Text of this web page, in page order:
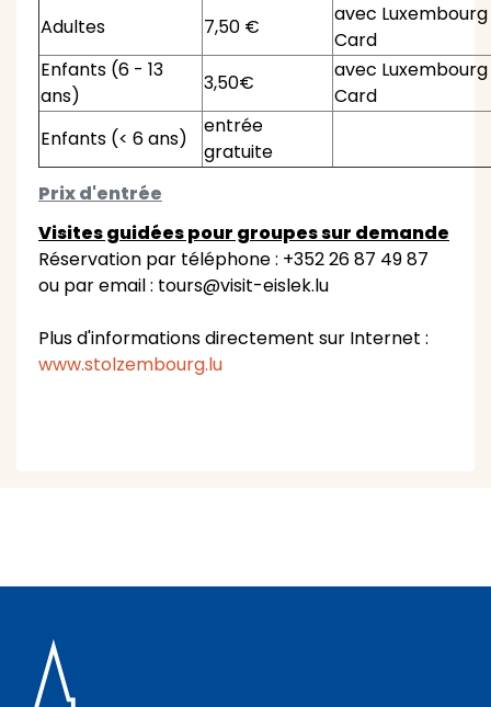
Prix d'entrée
Adultes 7,50 €
avec Luxembourg
Card
Enfants (6 - 13
ans)
3,50€
avec Luxembourg
Card
Enfants (< 6 ans)
entrée
gratuite
Visites guidées pour groupes sur demande
Réservation par téléphone : +352 26 87 49 87
ou par email : tours@visit-eislek.lu
Plus d'informations directement sur Internet :
www.stolzembourg.lu